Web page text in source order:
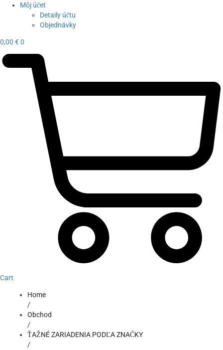
Môj účet
Detaily účtu
Objednávky
0,00 €0
Cart
Home
/
Obchod
/
ŤAŽNÉ ZARIADENIA PODĽA ZNAČKY
/